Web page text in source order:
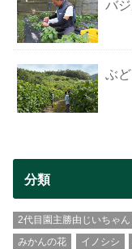
バ
ぶ
分類
2代目園主勝由じいちゃん
みかんの花
イノシシ